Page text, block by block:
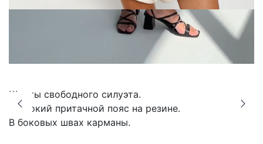
Шорты свободного силуэта.
Широкий притачной пояс на резине.
В боковых швах карманы.